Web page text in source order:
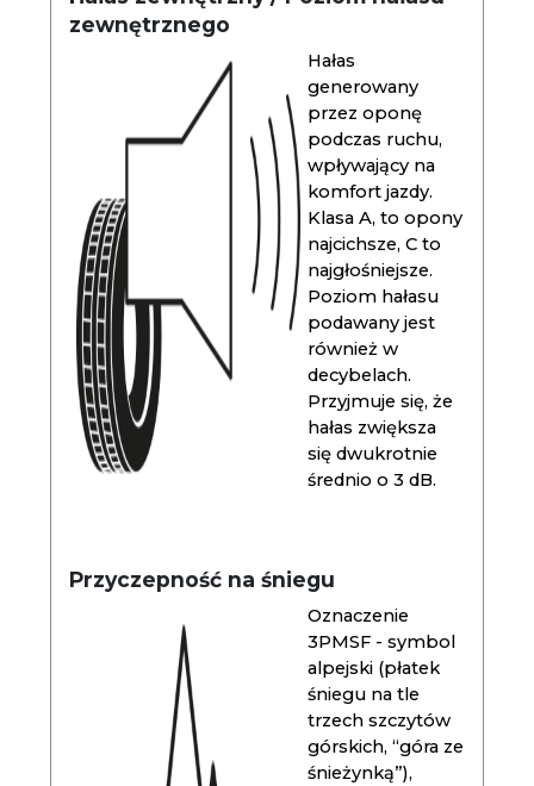
zewnętrznego
Hałas
generowany
przez oponę
podczas ruchu,
wpływający na
komfort jazdy.
Klasa A, to opony
najcichsze, C to
najgłośniejsze.
Poziom hałasu
podawany jest
również w
decybelach.
Przyjmuje się, że
hałas zwiększa
się dwukrotnie
średnio o 3 dB.
Przyczepność na śniegu
Oznaczenie
3PMSF - symbol
alpejski (płatek
śniegu na tle
trzech szczytów
górskich, “góra ze
śnieżynką”),